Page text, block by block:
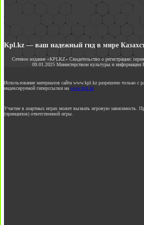
Kpl.kz — ваш надежный гид в мире
Сетевое издание «KPLKZ» Свидетельство о регистрации:
09.01.2025 Министерством культуры и информации
Использование материалов сайта www.kpl.kz разрешено только с
индексируемой гиперссылки на www.kpl.kz
Участие в азартных играх может вызвать игровую зависимость.
(принципов) ответственной игры.